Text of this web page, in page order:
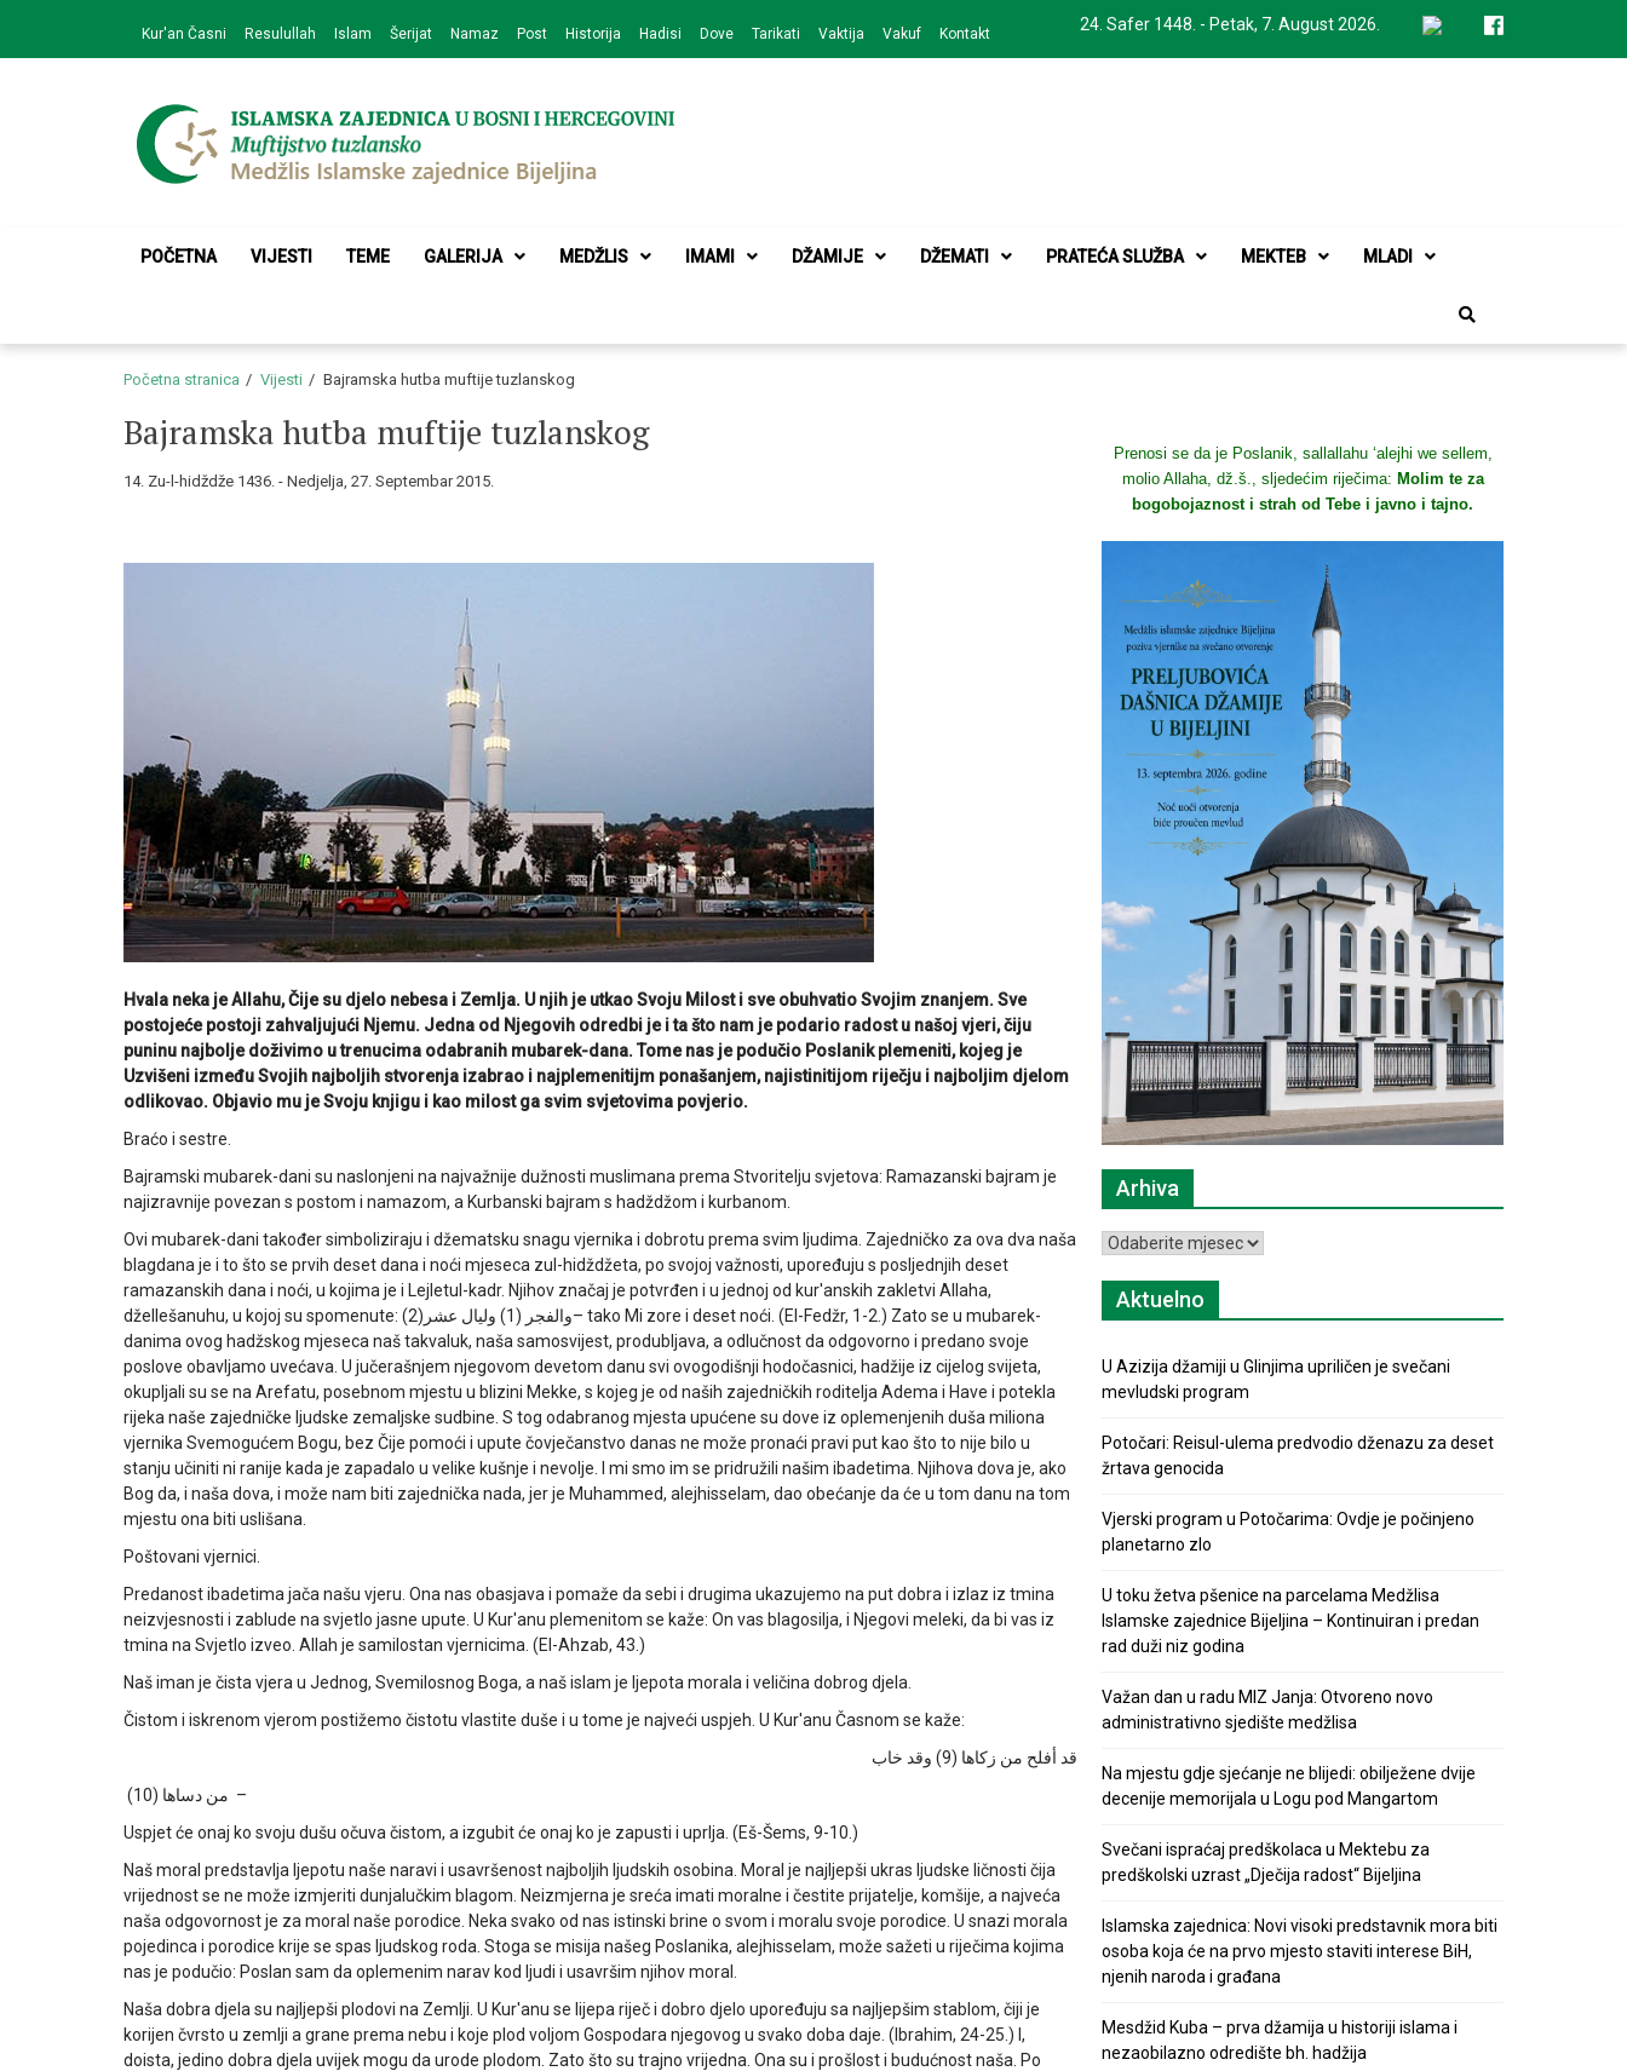
navigation
content
24. Safer 1448. - Petak, 7. August 2026.
Kur'an Časni Resulullah Islam Šerijat Namaz Post Historija Hadisi Dove Tarikati Vaktija Vakuf Kontakt
Medžlis Islamske zajednice Bijeljina
POČETNA VIJESTI TEME GALERIJA MEDŽLIS IMAMI DŽAMIJE DŽEMATI PRATEĆA SLUŽBA MEKTEB MLADI
Početna stranica Vijesti Bajramska hutba muftije tuzlanskog
Bajramska hutba muftije tuzlanskog
14. Zu-l-hidždže 1436. - Nedjelja, 27. Septembar 2015.
Hvala neka je Allahu, Čije su djelo nebesa i Zemlja. U njih je utkao Svoju Milost i sve obuhvatio Svojim znanjem. Sve
postojeće postoji zahvaljujući Njemu. Jedna od Njegovih odredbi je i ta što nam je podario radost u našoj vjeri, čiju
puninu najbolje doživimo u trenucima odabranih mubarek-dana. Tome nas je podučio Poslanik plemeniti, kojeg je
Uzvišeni između Svojih najboljih stvorenja izabrao i najplemenitijm ponašanjem, najistinitijom riječju i najboljim djelom
odlikovao. Objavio mu je Svoju knjigu i kao milost ga svim svjetovima povjerio.
Braćo i sestre.
Bajramski mubarek-dani su naslonjeni na najvažnije dužnosti muslimana prema Stvoritelju svjetova: Ramazanski bajram je
najizravnije povezan s postom i namazom, a Kurbanski bajram s hadždžom i kurbanom.
Ovi mubarek-dani također simboliziraju i džematsku snagu vjernika i dobrotu prema svim ljudima. Zajedničko za ova dva naša
blagdana je i to što se prvih deset dana i noći mjeseca zul-hidždžeta, po svojoj važnosti, upoređuju s posljednjih deset
ramazanskih dana i noći, u kojima je i Lejletul-kadr. Njihov značaj je potvrđen i u jednoj od kur'anskih zakletvi Allaha,
džellešanuhu, u kojoj su spomenute:
والفجر (1) وليال عشر(2)– tako Mi zore i deset noći. (El-Fedžr, 1-2.) Zato se u mubarek-
danima ovog hadžskog mjeseca naš takvaluk, naša samosvijest, produbljava, a odlučnost da odgovorno i predano svoje
poslove obavljamo uvećava. U jučerašnjem njegovom devetom danu svi ovogodišnji hodočasnici, hadžije iz cijelog svijeta,
okupljali su se na Arefatu, posebnom mjestu u blizini Mekke, s kojeg je od naših zajedničkih roditelja Adema i Have i potekla
rijeka naše zajedničke ljudske zemaljske sudbine. S tog odabranog mjesta upućene su dove iz oplemenjenih duša miliona
vjernika Svemogućem Bogu, bez Čije pomoći i upute čovječanstvo danas ne može pronaći pravi put kao što to nije bilo u
stanju učiniti ni ranije kada je zapadalo u velike kušnje i nevolje. I mi smo im se pridružili našim ibadetima. Njihova dova je, ako
Bog da, i naša dova, i može nam biti zajednička nada, jer je Muhammed, alejhisselam, dao obećanje da će u tom danu na tom
mjestu ona biti uslišana.
Poštovani vjernici.
Predanost ibadetima jača našu vjeru. Ona nas obasjava i pomaže da sebi i drugima ukazujemo na put dobra i izlaz iz tmina
neizvjesnosti i zablude na svjetlo jasne upute. U Kur'anu plemenitom se kaže: On vas blagosilja, i Njegovi meleki, da bi vas iz
tmina na Svjetlo izveo. Allah je samilostan vjernicima. (El-Ahzab, 43.)
Naš iman je čista vjera u Jednog, Svemilosnog Boga, a naš islam je ljepota morala i veličina dobrog djela.
Čistom i iskrenom vjerom postižemo čistotu vlastite duše i u tome je najveći uspjeh. U Kur'anu Časnom se kaže:
قد أفلح من زكاها (9) وقد خاب
من دساها (10) –
Uspjet će onaj ko svoju dušu očuva čistom, a izgubit će onaj ko je zapusti i uprlja. (Eš-Šems, 9-10.)
Naš moral predstavlja ljepotu naše naravi i usavršenost najboljih ljudskih osobina. Moral je najljepši ukras ljudske ličnosti čija
vrijednost se ne može izmjeriti dunjalučkim blagom. Neizmjerna je sreća imati moralne i čestite prijatelje, komšije, a najveća
naša odgovornost je za moral naše porodice. Neka svako od nas istinski brine o svom i moralu svoje porodice. U snazi morala
pojedinca i porodice krije se spas ljudskog roda. Stoga se misija našeg Poslanika, alejhisselam, može sažeti u riječima kojima
nas je podučio: Poslan sam da oplemenim narav kod ljudi i usavršim njihov moral.
Naša dobra djela su najljepši plodovi na Zemlji. U Kur'anu se lijepa riječ i dobro djelo upoređuju sa najljepšim stablom, čiji je
korijen čvrsto u zemlji a grane prema nebu i koje plod voljom Gospodara njegovog u svako doba daje. (Ibrahim, 24-25.) I,
doista, jedino dobra djela uvijek mogu da urode plodom. Zato što su trajno vrijedna. Ona su i prošlost i budućnost naša. Po
Prenosi se da je Poslanik, sallallahu ‘alejhi we sellem,
molio Allaha, dž.š., sljedećim riječima: Molim te za
bogobojaznost i strah od Tebe i javno i tajno.
Arhiva
Arhiva
Aktuelno
U Azizija džamiji u Glinjima upriličen je svečani
mevludski program
Potočari: Reisul-ulema predvodio dženazu za deset
žrtava genocida
Vjerski program u Potočarima: Ovdje je počinjeno
planetarno zlo
U toku žetva pšenice na parcelama Medžlisa
Islamske zajednice Bijeljina – Kontinuiran i predan
rad duži niz godina
Važan dan u radu MIZ Janja: Otvoreno novo
administrativno sjedište medžlisa
Na mjestu gdje sjećanje ne blijedi: obilježene dvije
decenije memorijala u Logu pod Mangartom
Svečani ispraćaj predškolaca u Mektebu za
predškolski uzrast „Dječija radost“ Bijeljina
Islamska zajednica: Novi visoki predstavnik mora biti
osoba koja će na prvo mjesto staviti interese BiH,
njenih naroda i građana
Mesdžid Kuba – prva džamija u historiji islama i
nezaobilazno odredište bh. hadžija